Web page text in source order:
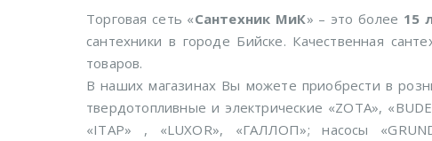
Торговая сеть «Сантехник МиК» – это более 15
сантехники в городе Бийске. Качественная
товаров.
В наших магазинах Вы можете приобрести в
твердотопливные и электрические «ZOTA»,
«ITAP» , «LUXOR», «ГАЛЛОП»; насосы